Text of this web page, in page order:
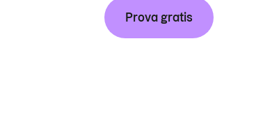
Prova gratis